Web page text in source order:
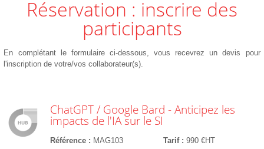
Réservation : inscrire des
participants
En complétant le formulaire ci-dessous, vous recevrez un devis pour
l'inscription de votre/vos collaborateur(s).
ChatGPT / Google Bard - Anticipez les
impacts de l'IA sur le SI
Référence MAG103 Tarif 990 €HT